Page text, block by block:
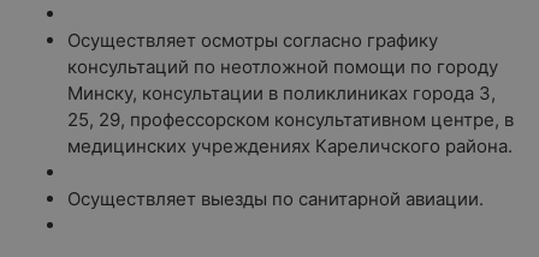
Осуществляет осмотры согласно графику
консультаций по неотложной помощи по городу
Минску, консультации в поликлиниках города 3,
25, 29, профессорском консультативном центре, в
медицинских учреждениях Кареличского района.
Осуществляет выезды по санитарной авиации.